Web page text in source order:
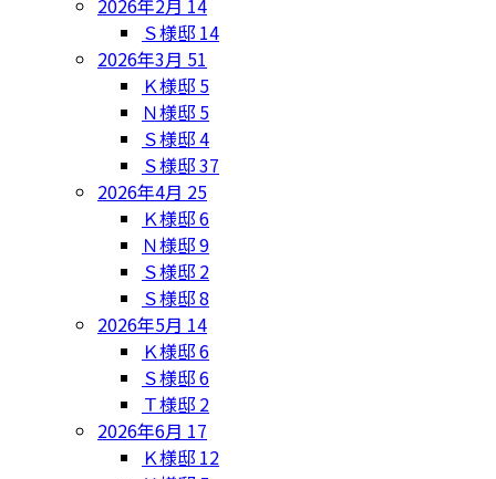
2026年2月 14
Ｓ様邸 14
2026年3月 51
Ｋ様邸 5
Ｎ様邸 5
Ｓ様邸4
Ｓ様邸37
2026年4月 25
Ｋ様邸6
Ｎ様邸9
Ｓ様邸 2
Ｓ様邸8
2026年5月 14
Ｋ様邸6
Ｓ様邸6
Ｔ様邸 2
2026年6月 17
Ｋ様邸 12